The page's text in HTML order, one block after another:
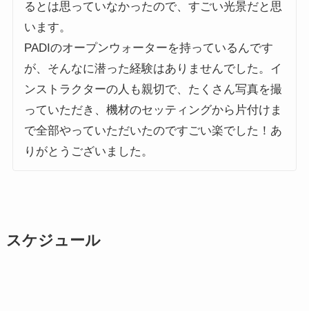
るとは思っていなかったので、すごい光景だと思
います。
PADIのオープンウォーターを持っているんです
が、そんなに潜った経験はありませんでした。イ
ンストラクターの人も親切で、たくさん写真を撮
っていただき、機材のセッティングから片付けま
で全部やっていただいたのですごい楽でした！あ
りがとうございました。
スケジュール